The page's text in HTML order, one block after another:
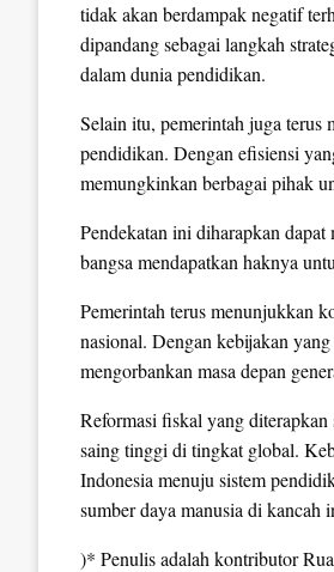
tidak akan berdampak negatif
dipandang sebagai langkah
dalam dunia pendidikan.
Selain itu, pemerintah juga terus
pendidikan. Dengan efisiensi
memungkinkan berbagai pihak
Pendekatan ini diharapkan
bangsa mendapatkan haknya
Pemerintah terus menunjukkan
nasional. Dengan kebijakan
mengorbankan masa depan
Reformasi fiskal yang
saing tinggi di tingkat global.
Indonesia menuju sistem
sumber daya manusia di kancah
)* Penulis adalah kontributor